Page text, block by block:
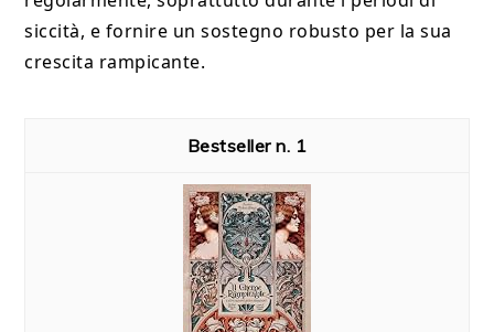
siccità, e fornire un sostegno robusto per la sua
crescita rampicante.
1